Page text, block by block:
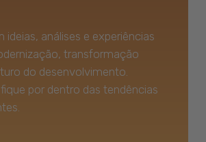
ideias, análises e experiências
transformação
do desenvolvimento.
por dentro das tendências